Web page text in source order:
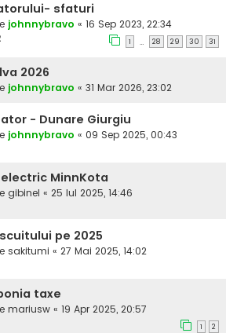
sfaturi
johnnybravo « 16 Sep 2023, 22:34
1 … 28 29 30 31
2026
johnnybravo « 31 Mar 2026, 23:02
- Dunare Giurgiu
johnnybravo « 09 Sep 2025, 00:43
MinnKota
gibinel « 25 Iul 2025, 14:46
pe 2025
sakitumi « 27 Mai 2025, 14:02
taxe
mariusw « 19 Apr 2025, 20:57
1 2